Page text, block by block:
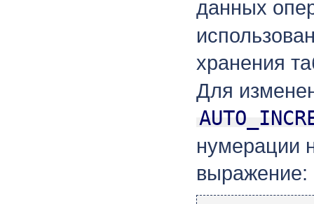
данных
хранения
Для
нумерации
выражение: